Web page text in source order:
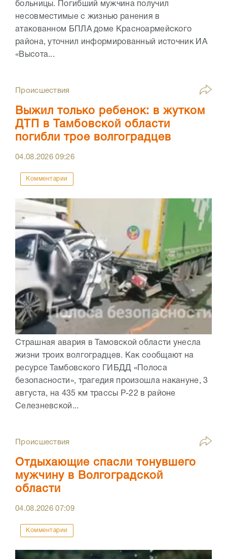
больницы. Погибший мужчина получил
несовместимые с жизнью ранения в
атакованном БПЛА доме Красноармейского
района, уточнил информированный источник ИА
«Высота...
Происшествия
Выжил только ребенок: в жутком
ДТП в Тамбовской области
погибли трое волгоградцев
04.08.202609:26
Комментарии
Страшная авария в Тамовской области унесла
жизни троих волгоградцев. Как сообщают на
ресурсе Тамбовского ГИБДД «Полоса
безопасности», трагедия произошла накануне, 3
августа, на 435 км трассы Р-22 в районе
Селезневской...
Происшествия
Отдыхающие спасли тонувшего
мужчину в Волгоградской
области
04.08.202607:09
Комментарии